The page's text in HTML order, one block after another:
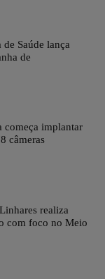
de Saúde lança
de
começa implantar
câmeras
realiza
com foco no Meio